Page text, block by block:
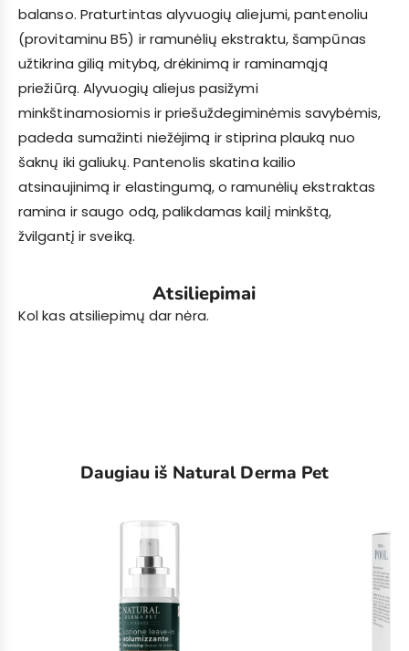
balanso. Praturtintas alyvuogių aliejumi, pantenoliu
(provitaminu B5) ir ramunėlių ekstraktu, šampūnas
užtikrina gilią mitybą, drėkinimą ir raminamąją
priežiūrą. Alyvuogių aliejus pasižymi
minkštinamosiomis ir priešuždegiminėmis savybėmis,
padeda sumažinti niežėjimą ir stiprina plauką nuo
šaknų iki galiukų. Pantenolis skatina kailio
atsinaujinimą ir elastingumą, o ramunėlių ekstraktas
ramina ir saugo odą, palikdamas kailį minkštą,
žvilgantį ir sveiką.
Atsiliepimai
Kol kas atsiliepimų dar nėra.
Daugiau iš Natural Derma Pet